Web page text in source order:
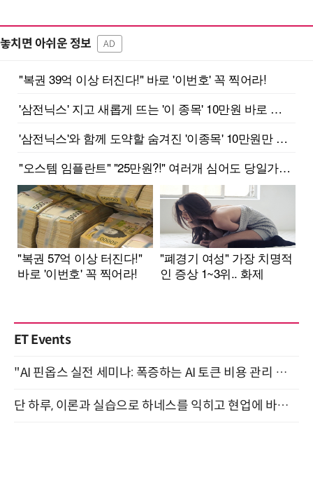
놓치면 아쉬운 정보 AD
ET Events
"AI 핀옵스 실전 세미나: 폭증하는 AI 토큰 비용 관리 전략" 8월 21일 개최
단 하루, 이론과 실습으로 하네스를 익히고 현업에 바로 쓰는 핸즈온 워크숍 (8/20)